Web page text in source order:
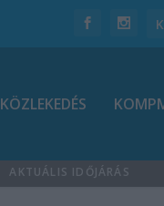
KÖZLEKEDÉS
AKTUÁLIS IDŐJÁRÁS